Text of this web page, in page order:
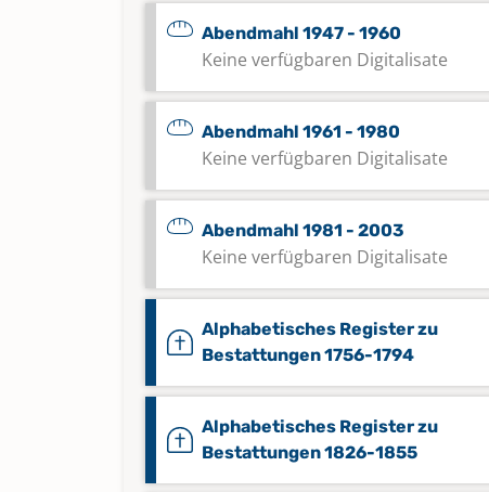
Abendmahl 1947 - 1960
Keine verfügbaren Digitalisate
Abendmahl 1961 - 1980
Keine verfügbaren Digitalisate
Abendmahl 1981 - 2003
Keine verfügbaren Digitalisate
Alphabetisches Register zu
Bestattungen 1756-1794
Alphabetisches Register zu
Bestattungen 1826-1855